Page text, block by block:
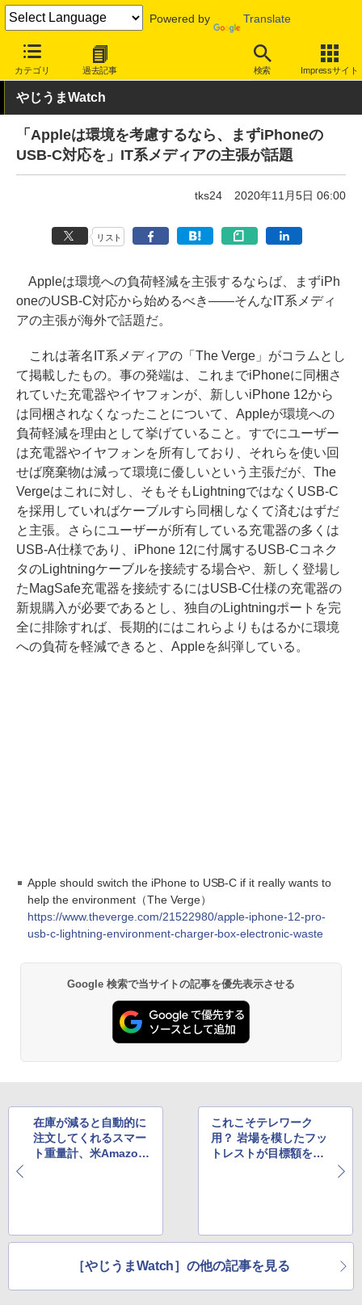
Powered by Translate
カテゴリ 過去記事 検索 Impressサイト
INTERNET Watch トピック
やじうまWatch
「Appleは環境を考慮するなら、まずiPhoneの
USB-C対応を」IT系メディアの主張が話題
tks24 2020年11月5日 06:00
リスト
Appleは環境への負荷軽減を主張するならば、まずiPh
oneのUSB-C対応から始めるべき――そんなIT系メディ
アの主張が海外で話題だ。
これは著名IT系メディアの「The Verge」がコラムとし
て掲載したもの。事の発端は、これまでiPhoneに同梱さ
れていた充電器やイヤフォンが、新しいiPhone 12から
は同梱されなくなったことについて、Appleが環境への
負荷軽減を理由として挙げていること。すでにユーザー
は充電器やイヤフォンを所有しており、それらを使い回
せば廃棄物は減って環境に優しいという主張だが、The
Vergeはこれに対し、そもそもLightningではなくUSB-C
を採用していればケーブルすら同梱しなくて済むはずだ
と主張。さらにユーザーが所有している充電器の多くは
USB-A仕様であり、iPhone 12に付属するUSB-Cコネク
タのLightningケーブルを接続する場合や、新しく登場し
たMagSafe充電器を接続するにはUSB-C仕様の充電器の
新規購入が必要であるとし、独自のLightningポートを完
全に排除すれば、長期的にはこれらよりもはるかに環境
への負荷を軽減できると、Appleを糾弾している。
Apple should switch the iPhone to USB-C if it really wants to
help the environment（The Verge）
https://www.theverge.com/21522980/apple-iphone-12-pro-
usb-c-lightning-environment-charger-box-electronic-waste
Google 検索で当サイトの記事を優先表示させる
在庫が減ると自動的に
注文してくれるスマー
ト重量計、米Amazon
これこそテレワーク
用？ 岩場を模したフッ
トレストが目標額を達
［やじうまWatch］の他の記事を見る